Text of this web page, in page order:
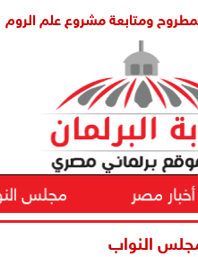
سؤال مشروع علم الروم
أخبار مصر مجلس
النواب